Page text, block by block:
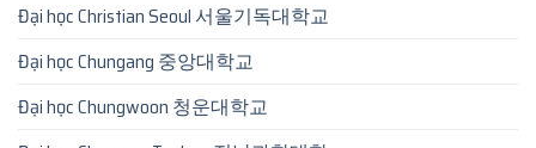
Đại học Christian Seoul 서울기독대학교
Đại học Chungang 중앙대학교
Đại học Chungwoon 청운대학교